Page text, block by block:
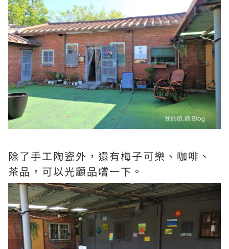
除了手工陶瓷外，還有梅子可樂、咖啡、
茶品，可以光顧品嚐一下。